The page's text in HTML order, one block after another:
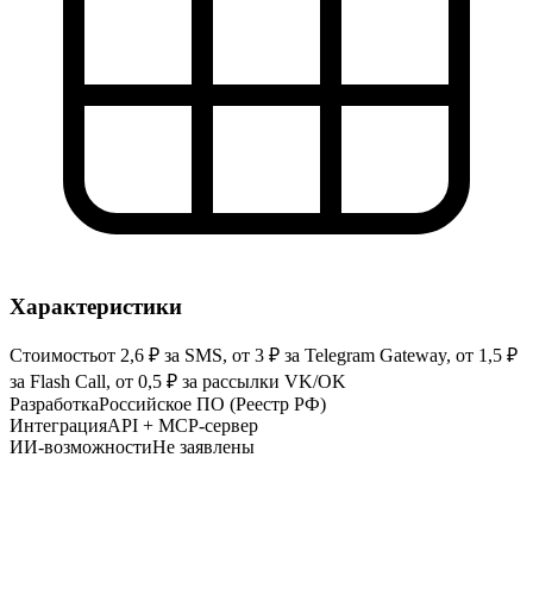
Характеристики
Стоимостьот 2,6 ₽ за SMS, от 3 ₽ за Telegram Gateway, от 1,5 ₽
за Flash Call, от 0,5 ₽ за рассылки VK/OK
РазработкаРоссийское ПО (Реестр РФ)
ИнтеграцияAPI + MCP-сервер
ИИ-возможностиНе заявлены